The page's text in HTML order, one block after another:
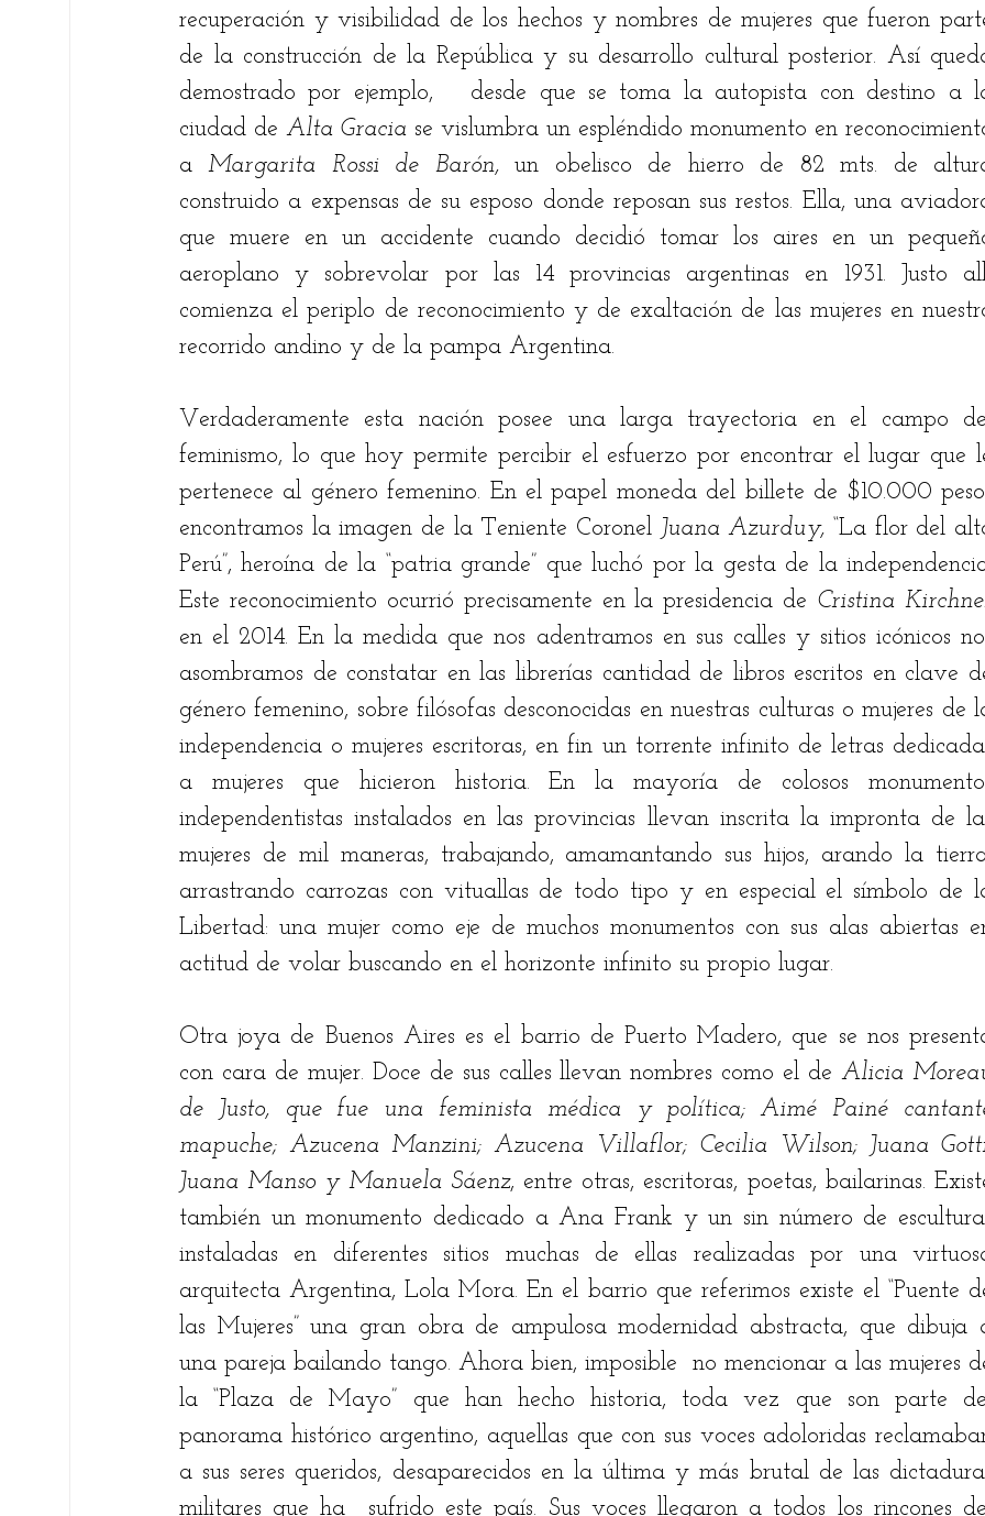
recuperación y visibilidad de los hechos y nombres de mujeres que fueron
de la construcción de la República y su desarrollo cultural posterior. Así
demostrado por ejemplo,   desde que se toma la autopista con destino a
ciudad de Alta Gracia se vislumbra un espléndido monumento en
a Margarita Rossi de Barón, un obelisco de hierro de 82 mts. de
construido a expensas de su esposo donde reposan sus restos. Ella, una
que muere en un accidente cuando decidió tomar los aires en un
aeroplano y sobrevolar por las 14 provincias argentinas en 1931. Justo
comienza el periplo de reconocimiento y de exaltación de las mujeres en
recorrido andino y de la pampa Argentina.
Verdaderamente esta nación posee una larga trayectoria en el campo
feminismo, lo que hoy permite percibir el esfuerzo por encontrar el lugar que
pertenece al género femenino. En el papel moneda del billete de $10.000
encontramos la imagen de la Teniente Coronel Juana Azurduy, “La flor del
Perú”, heroína de la “patria grande” que luchó por la gesta de la
Este reconocimiento ocurrió precisamente en la presidencia de Cristina
en el 2014. En la medida que nos adentramos en sus calles y sitios icónicos
asombramos de constatar en las librerías cantidad de libros escritos en clave
género femenino, sobre filósofas desconocidas en nuestras culturas o mujeres de
independencia o mujeres escritoras, en fin un torrente infinito de letras
a mujeres que hicieron historia. En la mayoría de colosos
independentistas instalados en las provincias llevan inscrita la impronta de
mujeres de mil maneras, trabajando, amamantando sus hijos, arando la
arrastrando carrozas con vituallas de todo tipo y en especial el símbolo de
Libertad: una mujer como eje de muchos monumentos con sus alas abiertas
actitud de volar buscando en el horizonte infinito su propio lugar.
Otra joya de Buenos Aires es el barrio de Puerto Madero, que se nos
con cara de mujer. Doce de sus calles llevan nombres como el de Alicia
de Justo, que fue una feminista médica y política; Aimé Painé
mapuche; Azucena Manzini; Azucena Villaflor; Cecilia Wilson; Juana
Juana Manso y Manuela Sáenz, entre otras, escritoras, poetas, bailarinas.
también un monumento dedicado a Ana Frank y un sin número de
instaladas en diferentes sitios muchas de ellas realizadas por una
arquitecta Argentina, Lola Mora. En el barrio que referimos existe el “Puente
las Mujeres” una gran obra de ampulosa modernidad abstracta, que dibuja
una pareja bailando tango. Ahora bien, imposible  no mencionar a las mujeres
la “Plaza de Mayo” que han hecho historia, toda vez que son parte
panorama histórico argentino, aquellas que con sus voces adoloridas
a sus seres queridos, desaparecidos en la última y más brutal de las
militares que ha  sufrido este país. Sus voces llegaron a todos los rincones